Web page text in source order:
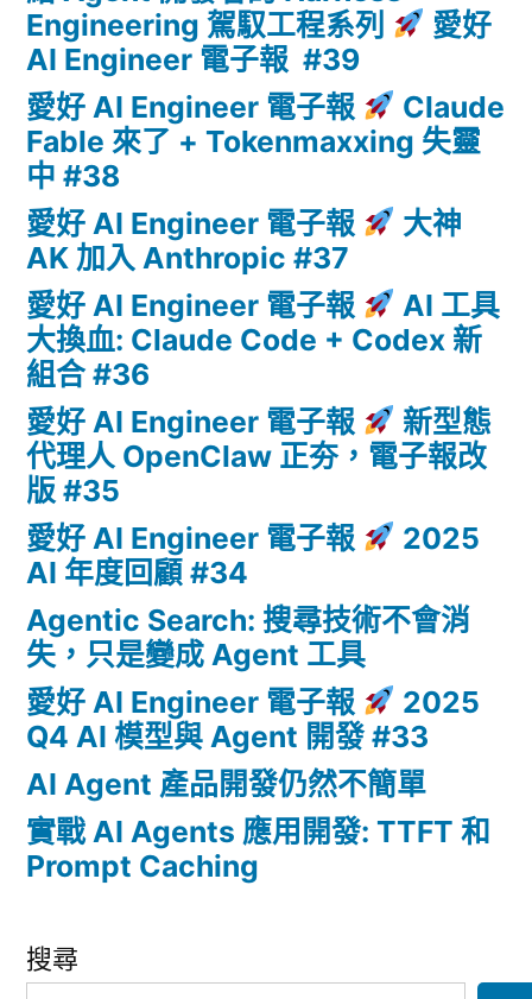
Engineering 駕馭工程系列
愛好
AI Engineer 電子報 #39
愛好 AI Engineer 電子報
Claude
Fable 來了 + Tokenmaxxing 失靈
中 #38
愛好 AI Engineer 電子報
大神
AK 加入 Anthropic #37
愛好 AI Engineer 電子報
AI 工具
大換血: Claude Code + Codex 新
組合 #36
愛好 AI Engineer 電子報
新型態
代理人 OpenClaw 正夯，電子報改
版 #35
愛好 AI Engineer 電子報
2025
AI 年度回顧 #34
Agentic Search: 搜尋技術不會消
失，只是變成 Agent 工具
愛好 AI Engineer 電子報
2025
Q4 AI 模型與 Agent 開發 #33
AI Agent 產品開發仍然不簡單
實戰 AI Agents 應用開發: TTFT 和
Prompt Caching
搜尋